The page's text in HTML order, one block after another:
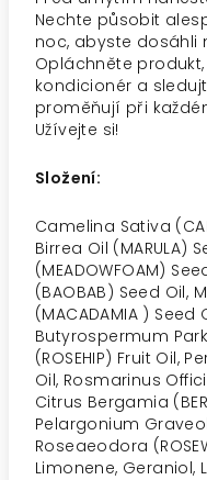
Nechte působit
noc, abyste dosáhli
Opláchněte
kondicionér a
proměňují při
Užívejte si!
Složení:
Camelina Sativa
Birrea Oil (MARULA)
(MEADOWFOAM)
(BAOBAB) Seed Oil,
(MACADAMIA ) Seed
Butyrospermum
(ROSEHIP) Fruit Oil,
Oil, Rosmarinus
Citrus Bergamia
Pelargonium
Roseaeodora
Limonene, Geraniol,